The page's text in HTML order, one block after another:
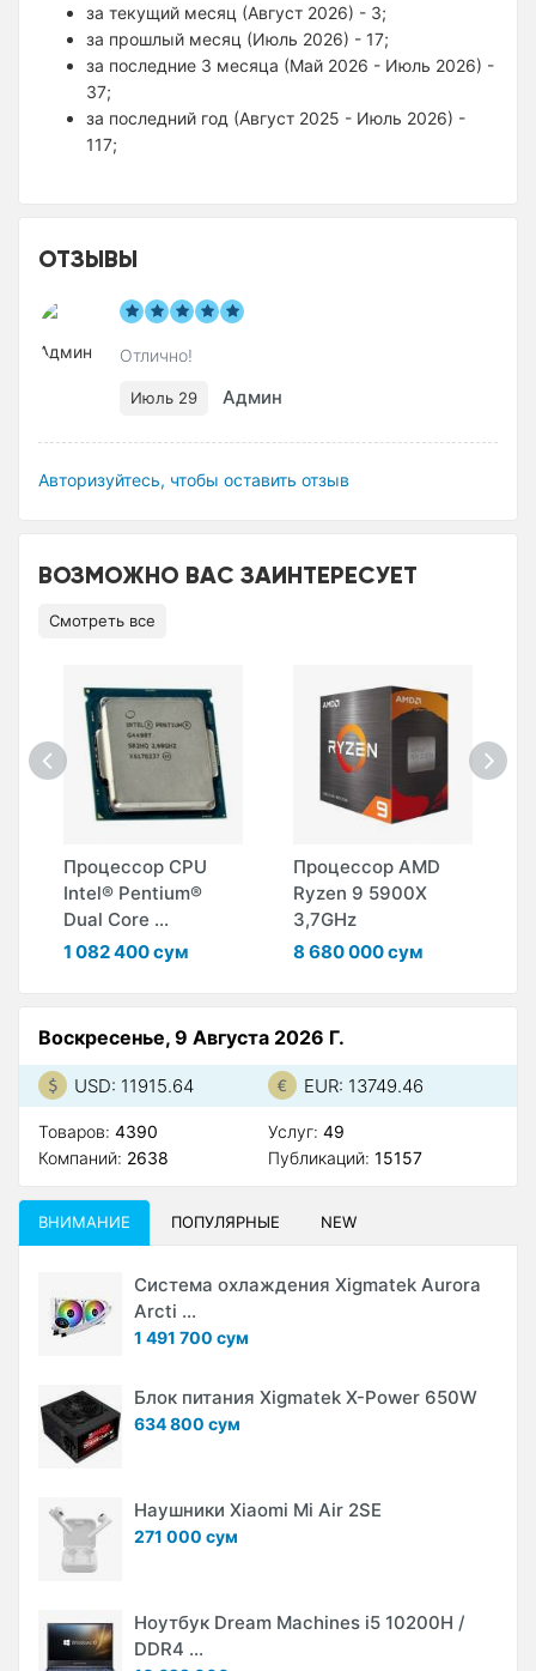
за текущий месяц (Август 2026) - 3;
за прошлый месяц (Июль 2026) - 17;
за последние 3 месяца (Май 2026 - Июль 2026) -
37;
за последний год (Август 2025 - Июль 2026) -
117;
ОТЗЫВЫ
Отлично!
Июль 29 Админ
Авторизуйтесь, чтобы оставить отзыв
ВОЗМОЖНО ВАС ЗАИНТЕРЕСУЕТ
Смотреть все
Процессор CPU
Intel® Pentium®
Dual Core ...
1 082 400 сум
Процессор AMD
Ryzen 9 5900X
3,7GHz
8 680 000 сум
Воскресенье, 9 Августа 2026 Г.
USD: 11915.64 EUR: 13749.46
Товаров: 4390
Компаний: 2638
Услуг: 49
Публикаций: 15157
ВНИМАНИЕ ПОПУЛЯРНЫЕ NEW
Система охлаждения Xigmatek Aurora
Arcti ...
1 491 700 сум
Блок питания Xigmatek X-Power 650W
634 800 сум
Наушники Xiaomi Mi Air 2SE
271 000 сум
Ноутбук Dream Machines i5 10200H /
DDR4 ...